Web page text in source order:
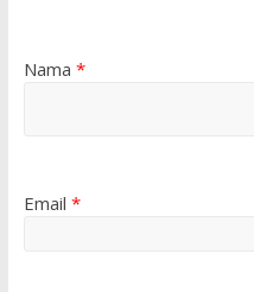
Nama *
Email *